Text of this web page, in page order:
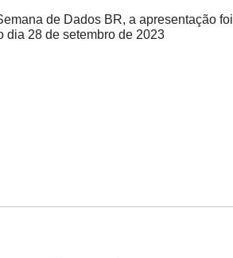
de Dados BR, a apresentação foi
dia 28 de setembro de 2023